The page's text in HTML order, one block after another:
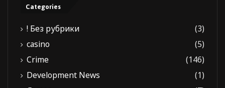
Categories
! Без рубрики
(3)
casino
(5)
Crime
(146)
Development News
(1)